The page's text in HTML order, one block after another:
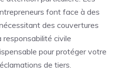
font face à des
des couvertures
civile
pour protéger votre
de tiers.